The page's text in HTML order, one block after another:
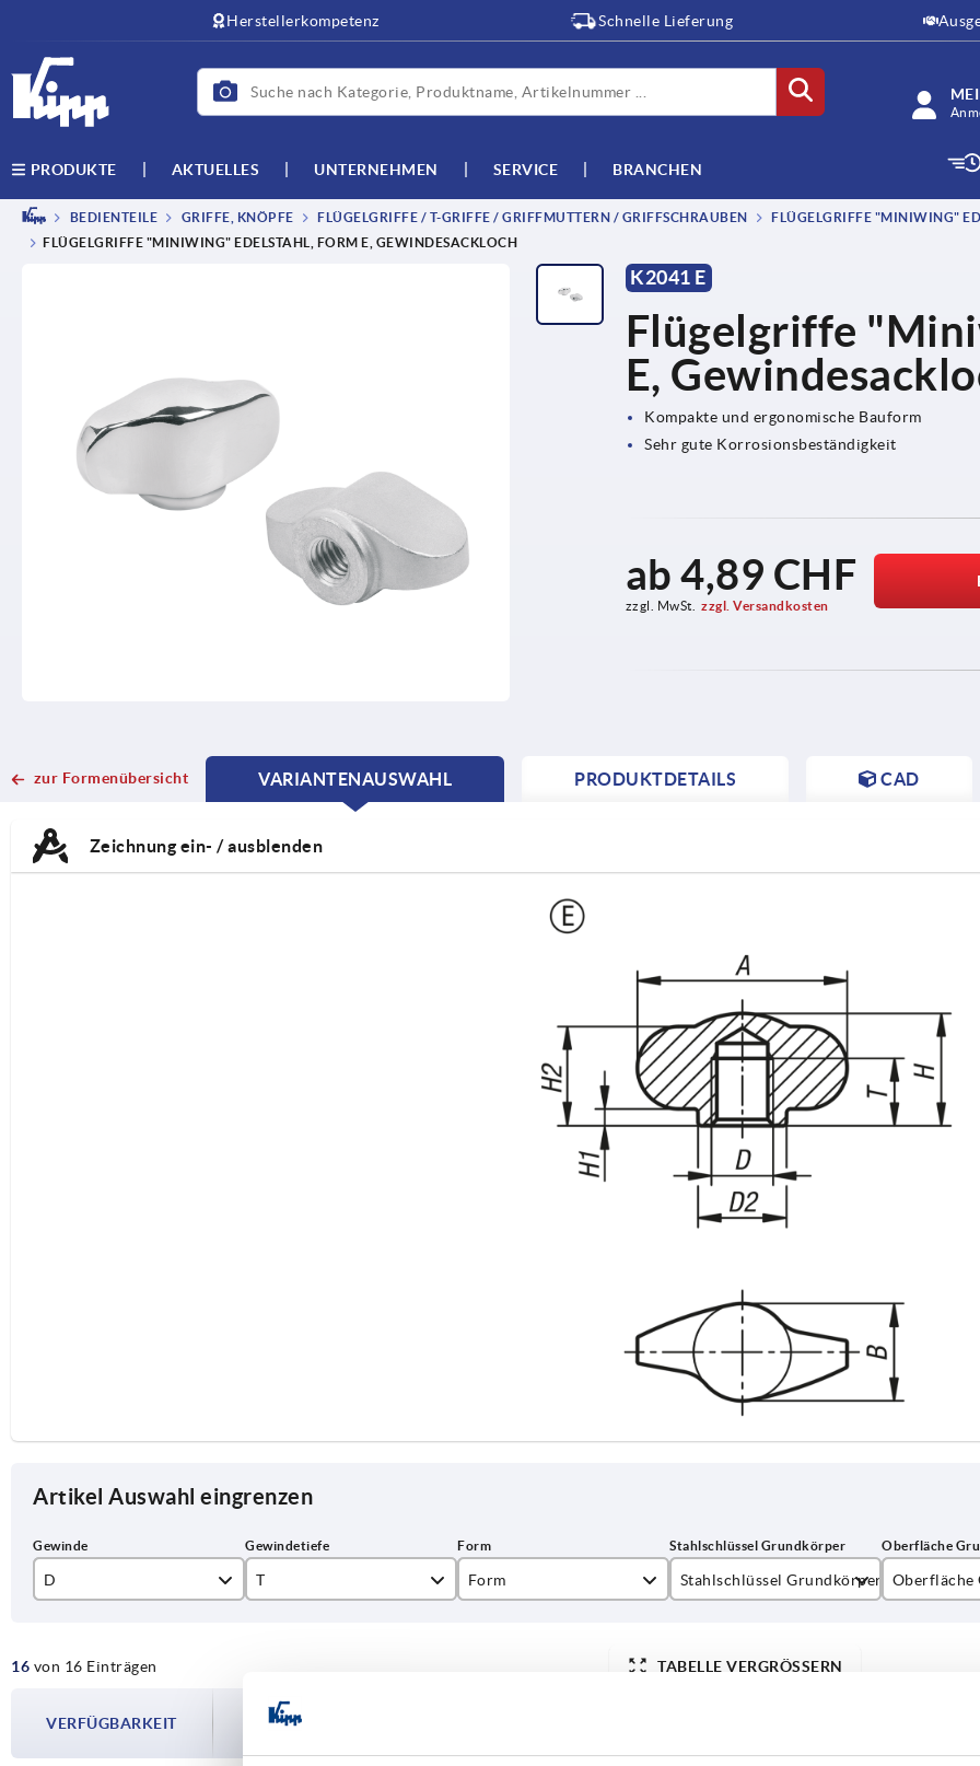
Herstellerkompetenz Schnelle Lieferung
PRODUKTE AKTUELLES UNTERNEHMEN SERVICE BRANCHEN
BEDIENTEILE GRIFFE, KNÖPFE FLÜGELGRIFFE / T-GRIFFE / GRIFFMUTTERN / GRIFFSCHRAUBEN
FLÜGELGRIFFE "MINIWING"
FLÜGELGRIFFE "MINIWING" EDELSTAHL, FORM E, GEWINDESACKLOCH
K2041 E
Flügelgriffe
E,
Kompakte und ergonomische Bauform
Sehr gute Korrosionsbeständigkeit
ab4,89 CHF
zzgl. MwSt. zzgl. Versandkosten
zur Formenübersicht
VARIANTENAUSWAHL
CURRENT
CURRENT
PRODUKTDETAILS CAD
Zeichnung ein- / ausblenden
Artikel Auswahl eingrenzen
D
M5
M8
T Form Stahlschlüssel Grundkörper
1.4404
Oberfläche
16 von 16 Einträgen TABELLE VERGRÖSSERN
VERFÜGBARKEIT
Die Verfügbarkeiten werden in regelmäßigen Abständen mehrmals täglich aktualisiert.
Im finalen Schritt vor Abschluss Ihrer Bestellung erfahren Sie das bestätigte